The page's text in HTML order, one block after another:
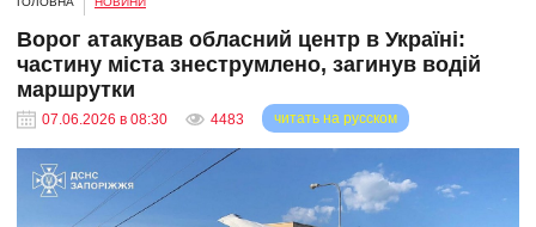
Ворог атакував обласний центр в Україні:
частину міста знеструмлено, загинув водій
маршрутки
07.06.2026 в 08:30 4483 читать на русском